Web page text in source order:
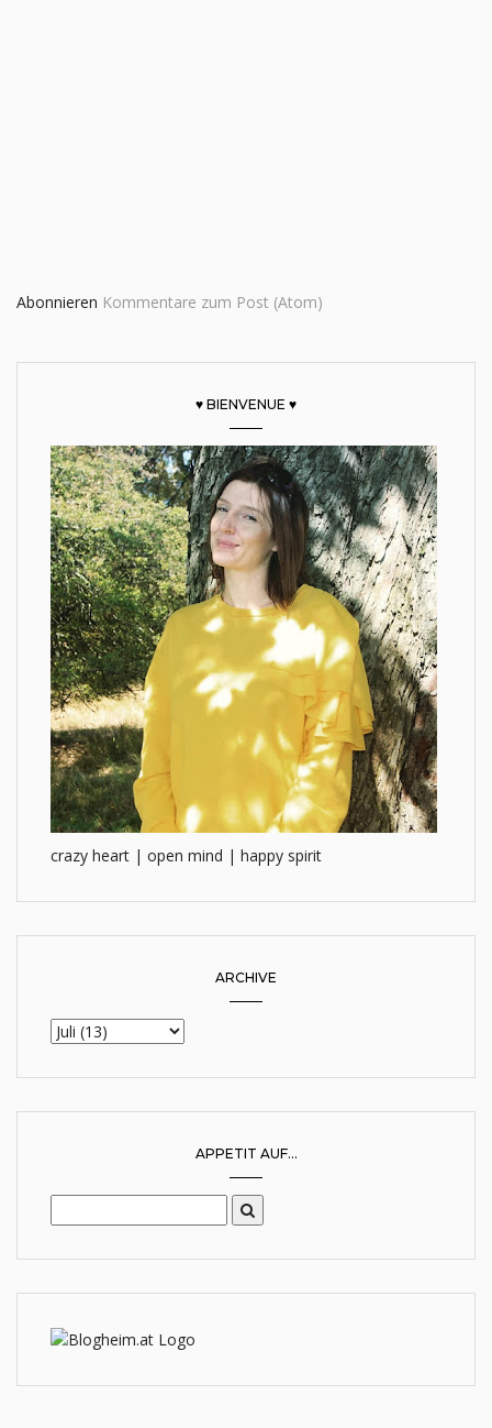
Abonnieren Kommentare zum Post (Atom)
♥ BIENVENUE ♥
crazy heart | open mind | happy spirit
ARCHIVE
APPETIT AUF...